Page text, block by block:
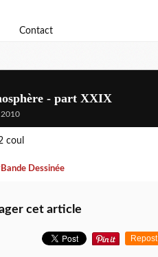
Contact
- part XXIX
2010
Dessinée
cet article
Repost